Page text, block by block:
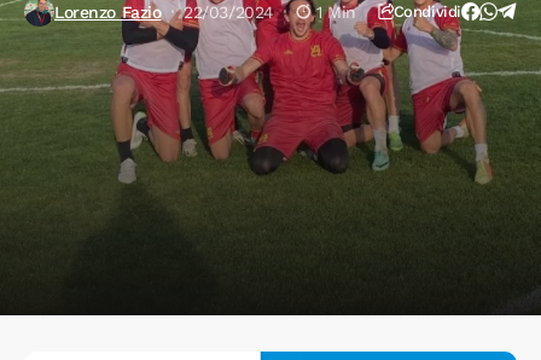
Lorenzo Fazio 22/03/2024 1 Min Condividi